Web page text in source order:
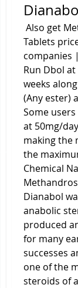
Tablets
companies
Run Dbol
weeks
(Any ester)
Some
at 50mg/
making the
the
Chemical
Dianabol
anabolic
produced
for many
successes
one of the
steroids of